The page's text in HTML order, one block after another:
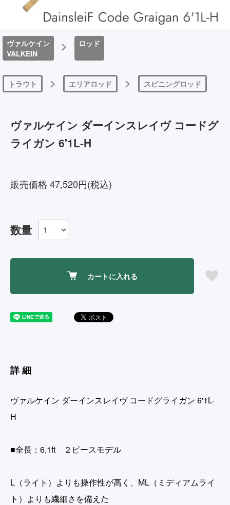
ヴァルケイン
VALKEIN
> ロッド
トラウト > エリアロッド > スピニングロッド
ヴァルケイン ダーインスレイヴ コードグ
ライガン 6'1L-H
販売価格 47,520円(税込)
数量
カートに入れる
詳細
ヴァルケイン ダーインスレイヴ コードグライガン 6'1L-
H
■全長：6,1ft ２ピースモデル
L（ライト）よりも操作性が高く、ML（ミディアムライ
ト）よりも繊細さを備えた